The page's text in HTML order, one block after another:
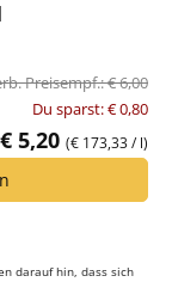
Preisempf.: € 6,00
Du sparst: € 0,80
5,20 (€ 173,33 / l)
darauf hin, dass sich